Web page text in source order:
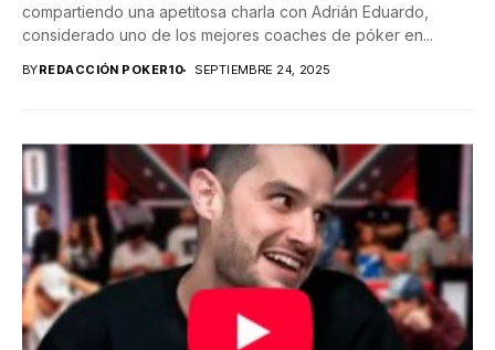
compartiendo una apetitosa charla con Adrián Eduardo,
considerado uno de los mejores coaches de póker en...
BYREDACCIÓN POKER10 SEPTIEMBRE 24, 2025